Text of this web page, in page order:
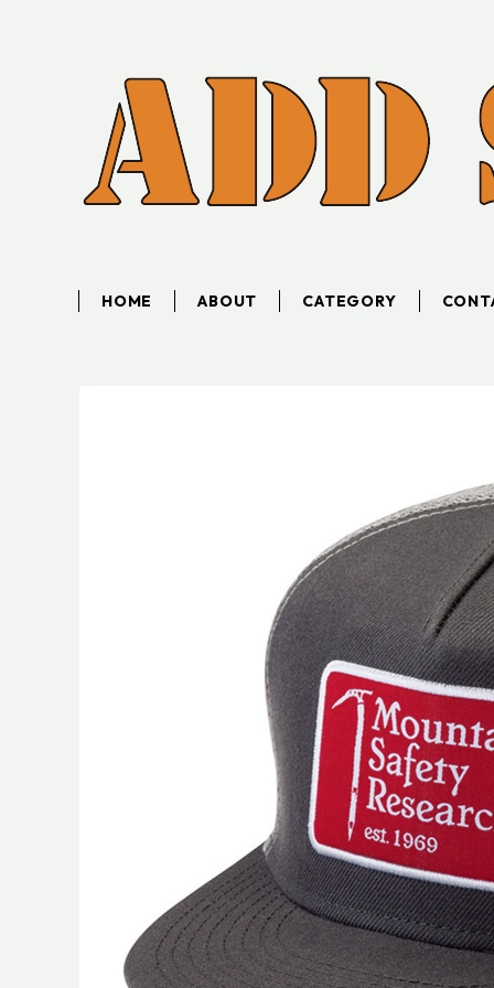
HOME ABOUT CATEGORY